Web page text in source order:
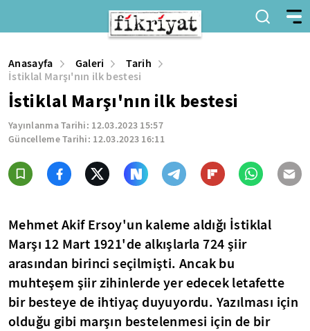
Anasayfa Galeri
Tarih
İstiklal Marşı'nın ilk bestesi
İstiklal Marşı'nın ilk bestesi
Yayınlanma Tarihi: 12.03.2023 15:57
Güncelleme Tarihi: 12.03.2023 16:11
Mehmet Akif Ersoy'un kaleme aldığı İstiklal
Marşı 12 Mart 1921'de alkışlarla 724 şiir
arasından birinci seçilmişti. Ancak bu
muhteşem şiirzihinlerde yer edecek letafette
bir besteye de ihtiyaç duyuyordu. Yazılması için
olduğu gibi marşın bestelenmesi için de bir